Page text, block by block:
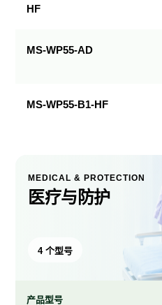
HF
MS-WP55-AD
MS-WP55-B1-HF
MEDICAL & PROTECTION
医疗与防护
4 个型号
产品型号